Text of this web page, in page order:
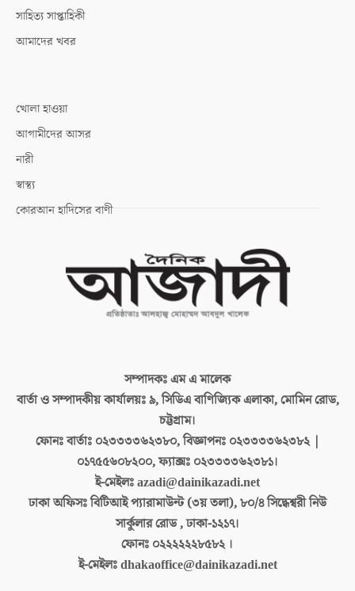
সাহিত্য সাপ্তাহিকী
আমাদের খবর
খোলা হাওয়া
আগামীদের আসর
নারী
স্বাস্থ্য
কোরআন হাদিসের বাণী
সম্পাদকঃএম এ মালেক
বার্তা ও সম্পাদকীয় কার্যালয়ঃ৯, সিডিএ বাণিজ্যিক এলাকা, মোমিন রোড,
চট্টগ্রাম।
ফোনঃ বার্তাঃ ০২৩৩৩৩৬২৩৮০, বিজ্ঞাপনঃ ০২৩৩৩৩৬২৩৮২ |
০১৭৫৫৬০৮২০০, ফ্যাক্সঃ ০২৩৩৩৩৬২৩৮১।
ই-মেইলঃazadi@dainikazadi.net
ঢাকা অফিসঃবিটিআই প্যারামাউন্ট (৩য় তলা), ৮০/৪ সিদ্ধেশ্বরী নিউ
সার্কুলার রোড , ঢাকা-১২১৭।
ফোনঃ ০২২২২২২৮৫৮২ ।
ই-মেইলঃdhakaoffice@dainikazadi.net